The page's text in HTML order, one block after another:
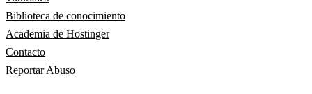
Biblioteca de conocimiento
Academia de Hostinger
Contacto
Reportar Abuso